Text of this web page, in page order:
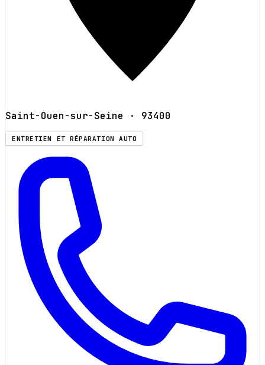
Saint-Ouen-sur-Seine · 93400
ENTRETIEN ET RÉPARATION AUTO